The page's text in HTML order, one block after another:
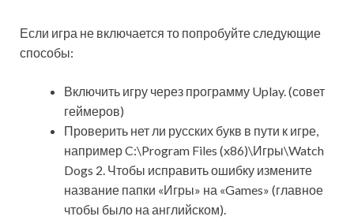
Если игра не включается то попробуйте следующие
способы:
Включить игру через программу Uplay. (совет
геймеров)
Проверить нет ли русских букв в пути к игре,
например C:\Program Files (x86)\Игры\Watch
Dogs 2. Чтобы исправить ошибку измените
название папки «Игры» на «Games» (главное
чтобы было на английском).